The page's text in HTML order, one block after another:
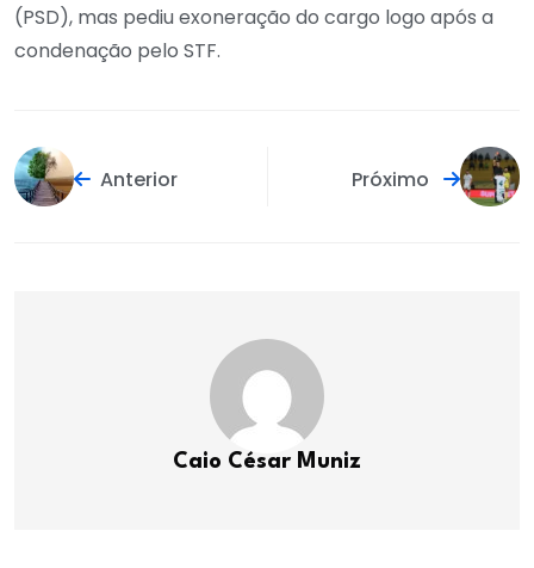
(PSD), mas pediu exoneração do cargo logo após a
condenação pelo STF.
Anterior Próximo
Caio César Muniz